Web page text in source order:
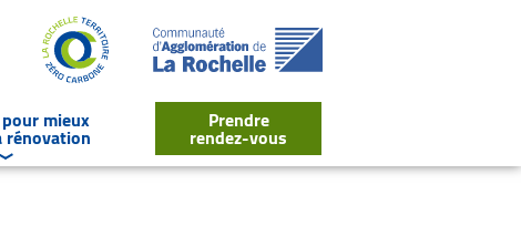
mieux
rénovation
Déplierle sous-menu Des outils pour mieux réussir ma rénovation
Prendre
rendez-vous